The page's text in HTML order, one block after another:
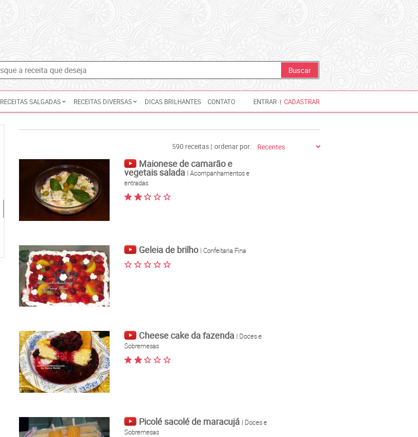
RECEITAS SALGADAS RECEITAS DIVERSAS DICAS BRILHANTES CONTATO ENTRAR | CADASTRAR
590 receitas | ordenar por:
Maionese de camarão e
vegetais salada | Acompanhamentos e
entradas
Geleia de brilho | Confeitaria Fina
Cheese cake da fazenda | Doces e
Sobremesas
Picolé sacolé de maracujá | Doces e
Sobremesas